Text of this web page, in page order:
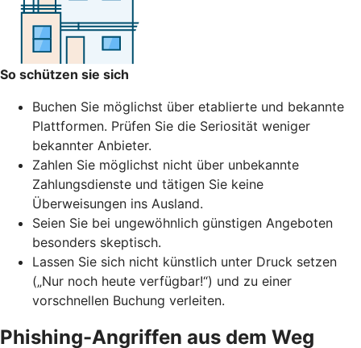
So schützen sie sich
Buchen Sie möglichst über etablierte und bekannte
Plattformen. Prüfen Sie die Seriosität weniger
bekannter Anbieter.
Zahlen Sie möglichst nicht über unbekannte
Zahlungsdienste und tätigen Sie keine
Überweisungen ins Ausland.
Seien Sie bei ungewöhnlich günstigen Angeboten
besonders skeptisch.
Lassen Sie sich nicht künstlich unter Druck setzen
(„Nur noch heute verfügbar!“) und zu einer
vorschnellen Buchung verleiten.
Phishing-Angriffen aus dem Weg